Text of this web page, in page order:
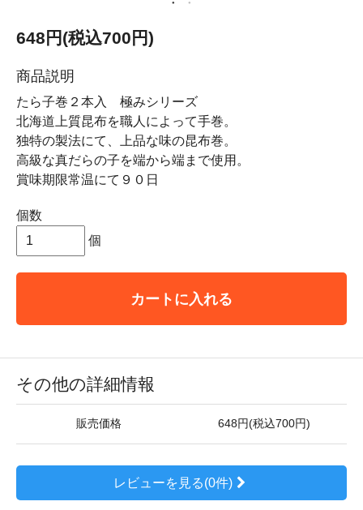
648円(税込700円)
商品説明
たら子巻２本入 極みシリーズ
北海道上質昆布を職人によって手巻。
独特の製法にて、上品な味の昆布巻。
高級な真だらの子を端から端まで使用。
賞味期限常温にて９０日
個数
個
カートに入れる
その他の詳細情報
販売価格 648円(税込700円)
レビューを見る(0件)